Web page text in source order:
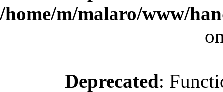
/home/m/malaro/www/
Deprecated: